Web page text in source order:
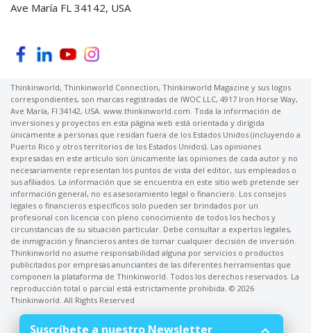
Ave María FL 34142, USA
Thinkinworld, Thinkinworld Connection, Thinkinworld Magazine y sus logos
correspondientes, son marcas registradas de IWOC LLC, 4917 Iron Horse Way,
Ave María, Fl 34142, USA. www.thinkinworld.com. Toda la información de
inversiones y proyectos en esta página web está orientada y dirigida
únicamente a personas que residan fuera de los Estados Unidos (incluyendo a
Puerto Rico y otros territorios de los Estados Unidos). Las opiniones
expresadas en este artículo son únicamente las opiniones de cada autor y no
necesariamente representan los puntos de vista del editor, sus empleados o
sus afiliados. La información que se encuentra en este sitio web pretende ser
información general, no es asesoramiento legal o financiero. Los consejos
legales o financieros específicos solo pueden ser brindados por un
profesional con licencia con pleno conocimiento de todos los hechos y
circunstancias de su situación particular. Debe consultar a expertos legales,
de inmigración y financieros antes de tomar cualquier decisión de inversión.
Thinkinworld no asume responsabilidad alguna por servicios o productos
publicitados por empresas anunciantes de las diferentes herramientas que
componen la plataforma de Thinkinworld. Todos los derechos reservados. La
reproducción total o parcial está estrictamente prohibida. © 2026
Thinkinworld. All Rights Reserved
Suscríbete a nuestro Newsletter